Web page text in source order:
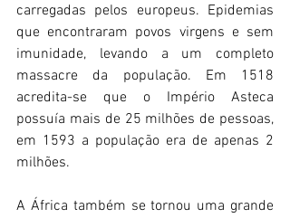
carregadas pelos europeus. Epidemias
que encontraram povos virgens e sem
imunidade, levando a um completo
massacre da população. Em 1518
acredita-se que o Império Asteca
possuía mais de 25 milhões de pessoas,
em 1593 a população era de apenas 2
milhões.
A África também se tornou uma grande